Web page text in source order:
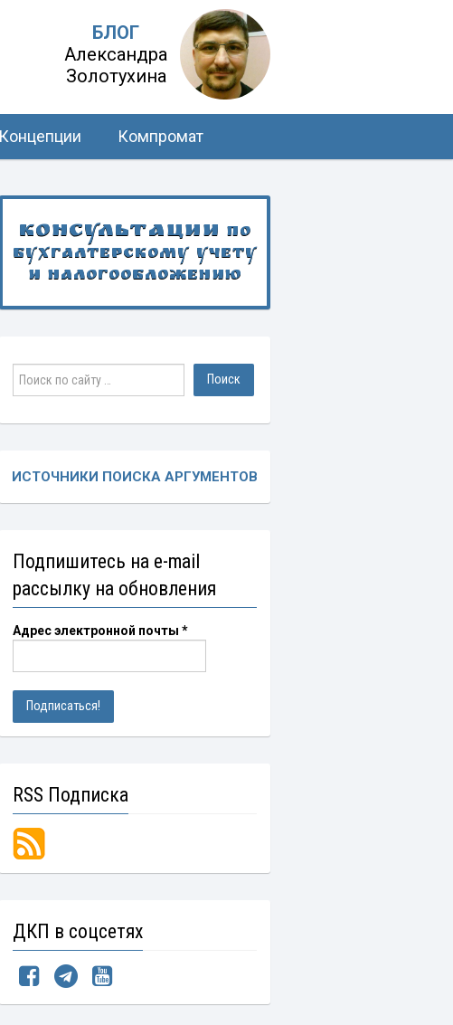
БЛОГ
Александра
Золотухина
Концепции Компромат
Консультации по
бухгалтерскому учету
и налогообложению
ИСТОЧНИКИ ПОИСКА АРГУМЕНТОВ
Подпишитесь на e-mail
рассылку на обновления
Адрес электронной почты *
RSS Подписка
ДКП в соцсетях